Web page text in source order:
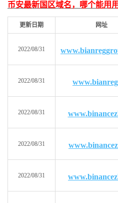
币安最新国区域名，哪个能用
更新日期 网址
2022/08/31
2022/08/31
2022/08/31
2022/08/31
2022/08/31